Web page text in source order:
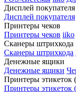
Дисплей покупателя
Дисплей покупателя
Принтеры чеков
Принтеры чеков iiko
Сканеры штрихкода
Сканеры штрихкода
Денежные ящики
Денежные ящики
Принтеры этикеток
Принтеры этикеток